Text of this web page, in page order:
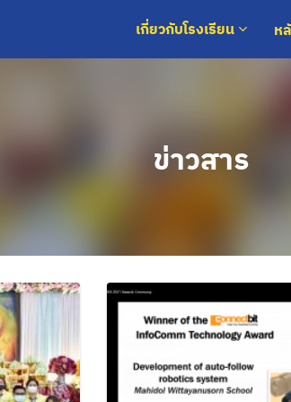
เกี่ยวกับโรงเรียน ห
ข่าวสาร